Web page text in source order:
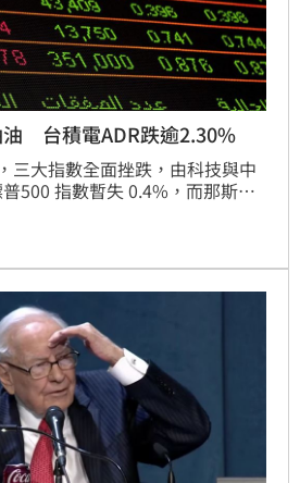
油 台積電ADR跌逾2.30%
三大指數全面挫跌，由科技與中
500 指數暫失 0.4%，而那斯達
與疲弱就業數據影響。